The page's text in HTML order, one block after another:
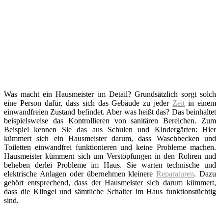
Was macht ein Hausmeister im Detail? Grundsätzlich sorgt solch
eine Person dafür, dass sich das Gebäude zu jeder Zeit in einem
einwandfreien Zustand befindet. Aber was heißt das? Das beinhaltet
beispielsweise das Kontrollieren von sanitären Bereichen. Zum
Beispiel kennen Sie das aus Schulen und Kindergärten: Hier
kümmert sich ein Hausmeister darum, dass Waschbecken und
Toiletten einwandfrei funktionieren und keine Probleme machen.
Hausmeister kümmern sich um Verstopfungen in den Rohren und
beheben derlei Probleme im Haus. Sie warten technische und
elektrische Anlagen oder übernehmen kleinereReparaturen. Dazu
gehört entsprechend, dass der Hausmeister sich darum kümmert,
dass die Klingel und sämtliche Schalter im Haus funktionstüchtig
sind.